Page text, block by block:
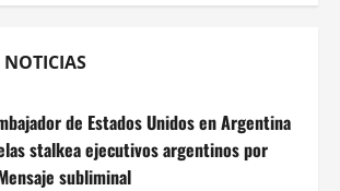
de Estados Unidos en Argentina
stalkea ejecutivos argentinos por
subliminal